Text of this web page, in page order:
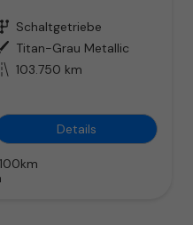
Getriebe Schaltgetriebe
Außenfarbe Titan-Grau Metallic
Kilometerstand 103.750 km
Details